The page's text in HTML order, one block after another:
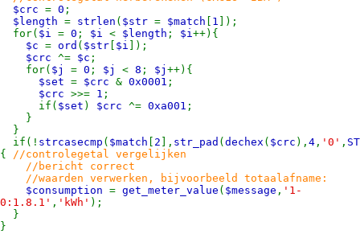
$crc = 0 ;
$length = strlen ( $str = $match 1 ]);
for( $i = 0 ; $i < $length ; $i++){
$c = ord ( $str $i ]);
$crc ^= $c ;
for( $j = 0 ; $j < 8 ; $j ++){
$set = $crc & 0x0001 ;
$crc >>= 1 ;
if( $set ) $crc ^= 0xa001 ;
}
}
if(! strcasecmp ( $match 2 ], str_pad ( dechex ( $crc ), 4 , '0' ,
{ //controlegetal vergelijken
//bericht correct
//waarden verwerken, bijvoorbeeld totaalafname:
$consumption = get_meter_value ( $message , '1-
0:1.8.1' , 'kWh' );
}
}